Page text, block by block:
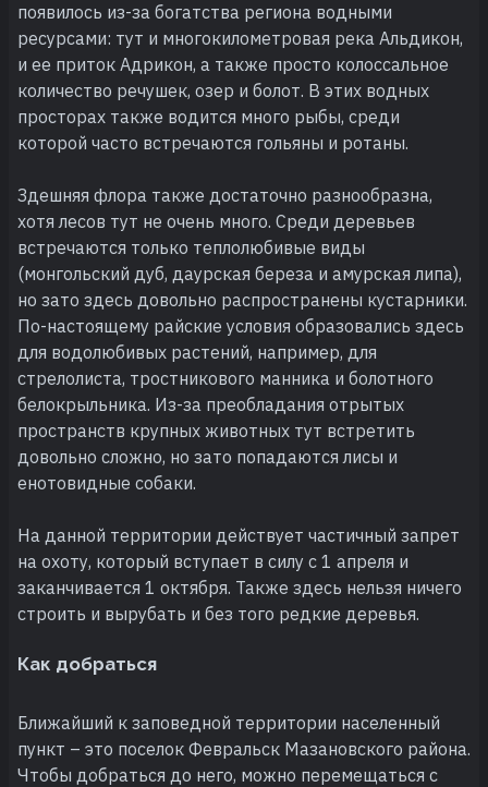
появилось из-за богатства региона водными
ресурсами: тут и многокилометровая река Альдикон,
и ее приток Адрикон, а также просто колоссальное
количество речушек, озер и болот. В этих водных
просторах также водится много рыбы, среди
которой часто встречаются гольяны и ротаны.
Здешняя флора также достаточно разнообразна,
хотя лесов тут не очень много. Среди деревьев
встречаются только теплолюбивые виды
(монгольский дуб, даурская береза и амурская липа),
но зато здесь довольно распространены кустарники.
По-настоящему райские условия образовались здесь
для водолюбивых растений, например, для
стрелолиста, тростникового манника и болотного
белокрыльника. Из-за преобладания отрытых
пространств крупных животных тут встретить
довольно сложно, но зато попадаются лисы и
енотовидные собаки.
На данной территории действует частичный запрет
на охоту, который вступает в силу с 1 апреля и
заканчивается 1 октября. Также здесь нельзя ничего
строить и вырубать и без того редкие деревья.
Как добраться
Ближайший к заповедной территории населенный
пункт – это поселок Февральск Мазановского района.
Чтобы добраться до него, можно перемещаться с